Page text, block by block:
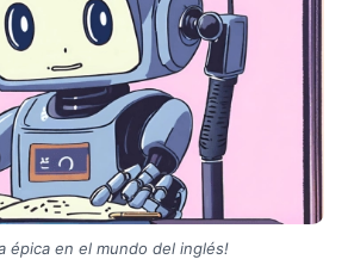
épica en el mundo del inglés!